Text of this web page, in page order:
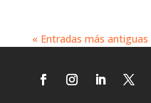
« Entradas más antiguas